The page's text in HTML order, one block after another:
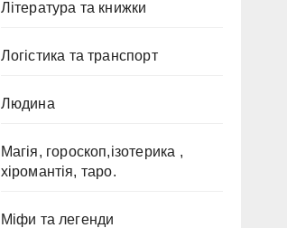
Література та книжки
Логістика та транспорт
Людина
Магія, гороскоп,ізотерика ,
хіромантія, таро.
Міфи та легенди